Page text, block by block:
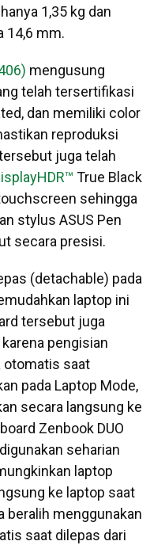
1,35 kg dan
14,6 mm.
mengusung
telah tersertifikasi
dan memiliki color
reproduksi
juga telah
True Black
sehingga
stylus ASUS Pen
secara presisi.
(detachable) pada
laptop ini
tersebut juga
pengisian
otomatis saat
pada Laptop Mode,
secara langsung ke
Zenbook DUO
seharian
laptop
ke laptop saat
beralih menggunakan
saat dilepas dari